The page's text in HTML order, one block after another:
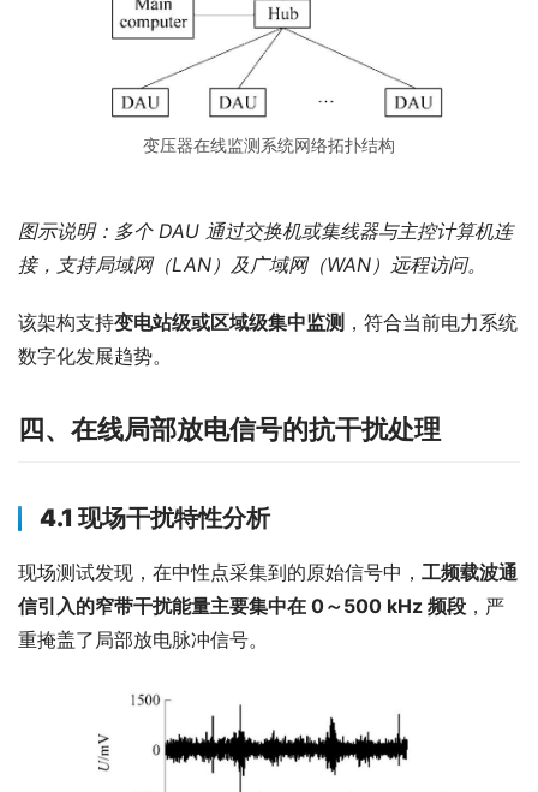
变压器在线监测系统网络拓扑结构
图示说明：多个 DAU 通过交换机或集线器与主控计算机连
接，支持局域网（LAN）及广域网（WAN）远程访问。
该架构支持变电站级或区域级集中监测 ，符合当前电力系统
数字化发展趋势。
四、在线局部放电信号的抗干扰处理
4.1 现场干扰特性分析
现场测试发现，在中性点采集到的原始信号中， 工频载波通
信引入的窄带干扰能量主要集中在 0～500 kHz 频段 ，严
重掩盖了局部放电脉冲信号。